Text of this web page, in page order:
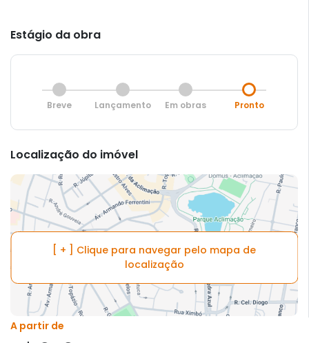
Estágio da obra
Breve Lançamento Em obras Pronto
Localização do imóvel
[ + ] Clique para navegar pelo mapa de
localização
A partir de